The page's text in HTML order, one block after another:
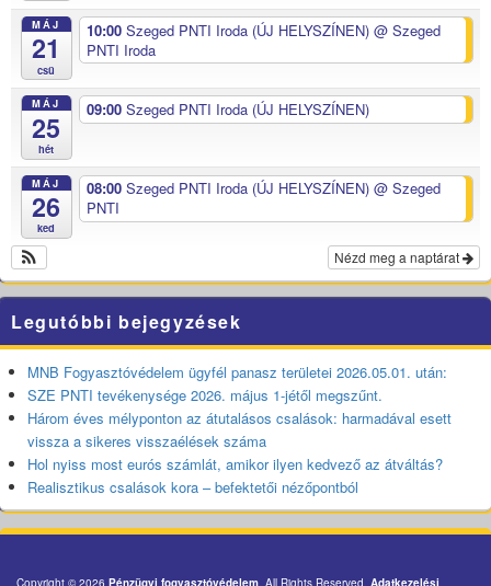
MÁJ
21
csü
10:00 Szeged PNTI Iroda (ÚJ HELYSZÍNEN) @ Szeged
PNTI Iroda
MÁJ
25
hét
09:00 Szeged PNTI Iroda (ÚJ HELYSZÍNEN)
MÁJ
26
ked
08:00 Szeged PNTI Iroda (ÚJ HELYSZÍNEN) @ Szeged
PNTI
Nézd meg a naptárat
Legutóbbi bejegyzések
MNB Fogyasztóvédelem ügyfél panasz területei 2026.05.01. után:
SZE PNTI tevékenysége 2026. május 1-jétől megszűnt.
Három éves mélyponton az átutalásos csalások: harmadával esett
vissza a sikeres visszaélések száma
Hol nyiss most eurós számlát, amikor ilyen kedvező az átváltás?
Realisztikus csalások kora – befektetői nézőpontból